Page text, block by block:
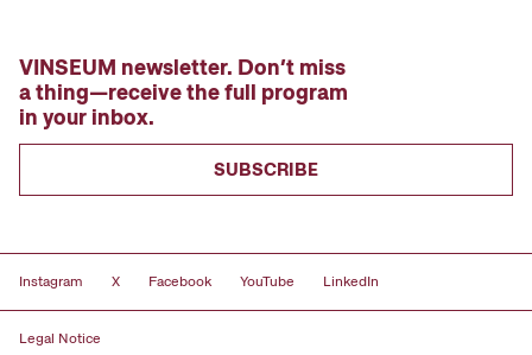
VINSEUM newsletter. Don’t miss
a thing—receive the full program
in your inbox.
SUBSCRIBE
Instagram X Facebook YouTube LinkedIn
Legal Notice